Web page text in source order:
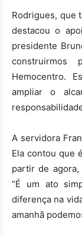
Rodrigues, que
destacou o
presidente
construirmos
Hemocentro.
ampliar o
A servidora
Ela contou que
partir de
“É um ato
diferença na
amanhã